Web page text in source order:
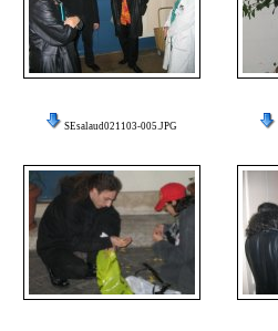
SEsalaud021103-005.JPG